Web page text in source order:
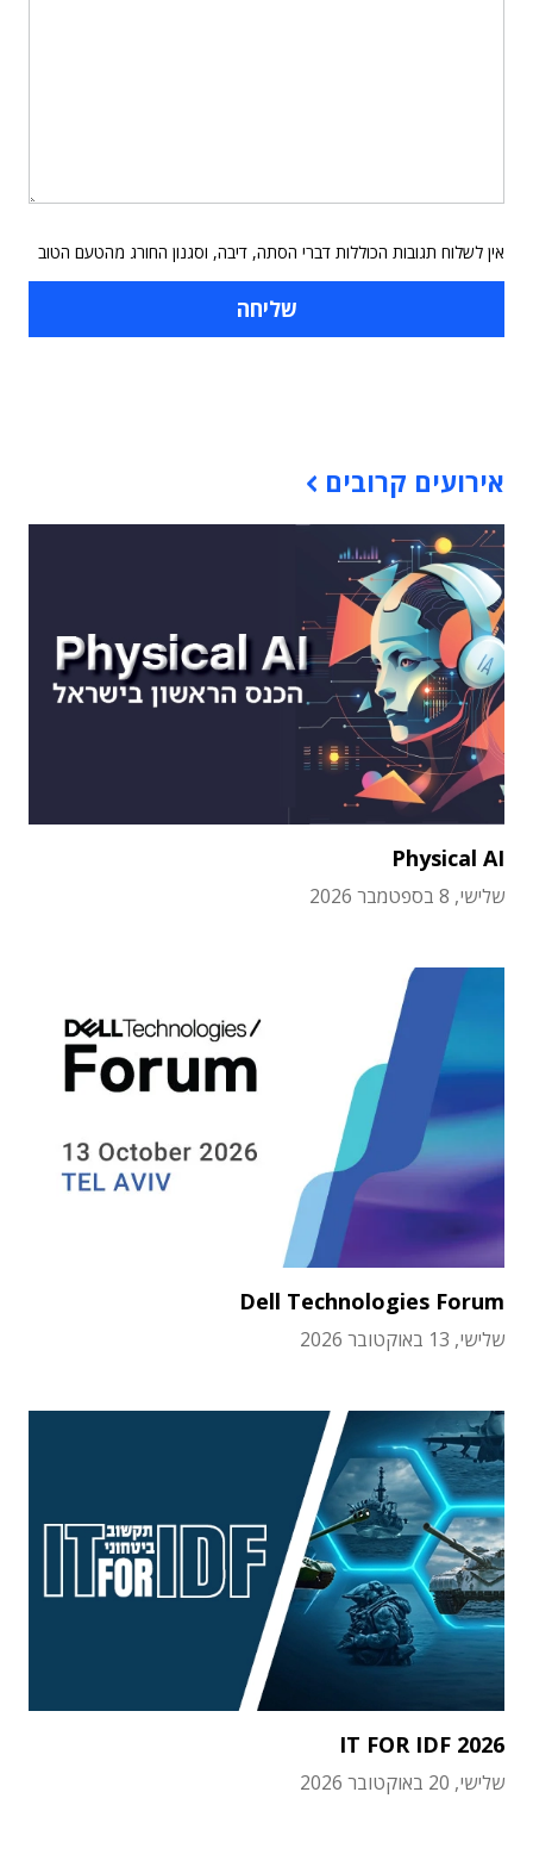
אין לשלוח תגובות הכוללות דברי הסתה, דיבה, וסגנון החורג מהטעם הטוב
אירועים קרובים
Physical AI
שלישי, 8 בספטמבר 2026
Dell Technologies Forum
שלישי, 13 באוקטובר 2026
IT FOR IDF 2026
שלישי, 20 באוקטובר 2026